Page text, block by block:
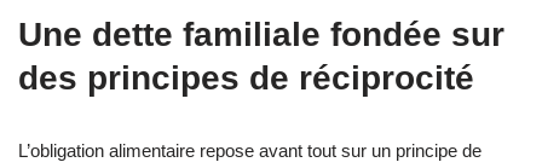
Une dette familiale fondée sur
des principes de réciprocité
L’obligation alimentaire repose avant tout sur un principe de